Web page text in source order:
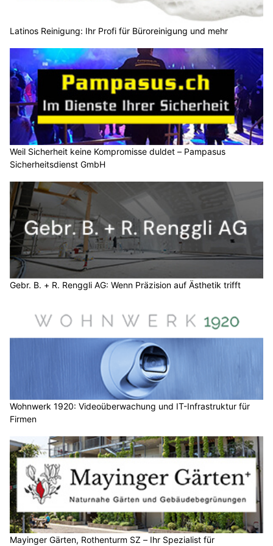
Latinos Reinigung: Ihr Profi für Büroreinigung und mehr
Weil Sicherheit keine Kompromisse duldet – Pampasus
Sicherheitsdienst GmbH
Gebr. B. + R. Renggli AG: Wenn Präzision auf Ästhetik trifft
Wohnwerk 1920: Videoüberwachung und IT-Infrastruktur für
Firmen
Mayinger Gärten, Rothenturm SZ – Ihr Spezialist für